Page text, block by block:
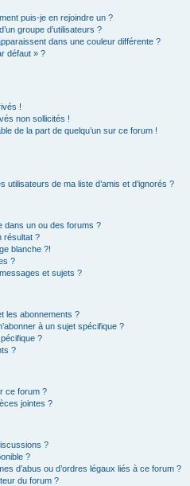
puis-je en rejoindre un ?
groupe d’utilisateurs ?
dans une couleur différente ?
défaut » ?
!
non sollicités !
de la part de quelqu’un sur ce forum !
de ma liste d’amis et d’ignorés ?
dans un ou des forums ?
résultat ?
blanche ?!
?
et sujets ?
les abonnements ?
à un sujet spécifique ?
?
?
ce forum ?
jointes ?
?
?
d’abus ou d’ordres légaux liés à ce forum ?
du forum ?